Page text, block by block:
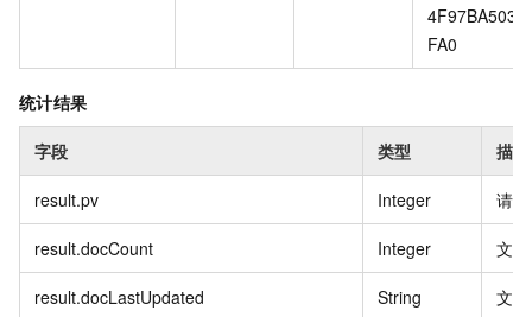
4F97BA503
FA0
统计结果
字段 类型 描述
result.pv Integer 请
result.docCount Integer 文
result.docLastUpdated String 文